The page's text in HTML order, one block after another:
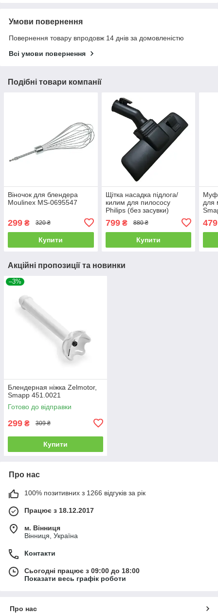
Умови повернення
Повернення товару впродовж 14 днів за домовленістю
Всі умови повернення
Подібні товари компанії
Віночок для блендера
Moulinex MS-0695547
299 ₴ 320 ₴
Купити
Щітка насадка підлога/
килим для пилососу
Philips (без засувки)
799₴ 880 ₴
Купити
для
479
Акційні пропозиції та новинки
–3%
Блендерная ніжка Zelmotor,
Smapp 451.0021
Готово до відправки
299 ₴ 309 ₴
Купити
Про нас
100% позитивних з 1266 відгуків за рік
Працює з 18.12.2017
м. Вінниця
Вінниця, Україна
Контакти
Сьогодні працює з 09:00 до 18:00
Показати весь графік роботи
Про нас